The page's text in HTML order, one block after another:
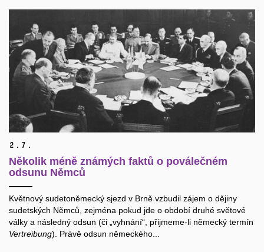
2. 7.
Několik méně známých faktů o poválečném
odsunu Němců
Květnový sudetoněmecký sjezd v Brně vzbudil zájem o dějiny
sudetských Němců, zejména pokud jde o období druhé světové
války a následný odsun (či „vyhnání“, přijmeme-li německý termín
Vertreibung). Právě odsun německého...